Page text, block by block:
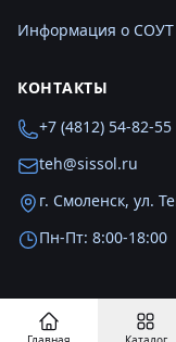
Информация о СОУТ
КОНТАКТЫ
+7 (4812) 54-82-55
teh@sissol.ru
г. Смоленск, ул.
Пн-Пт: 8:00-18:00
© 2026 ООО